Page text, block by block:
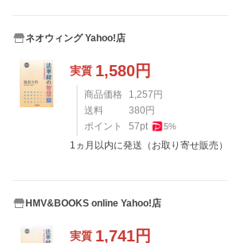
ネオウィング Yahoo!店
実質 1,580円
商品価格 1,257円
送料
380円
ポイント
57pt 5%
1ヵ月以内に発送（お取り寄せ販売）
HMV&BOOKS online Yahoo!店
実質 1,741円